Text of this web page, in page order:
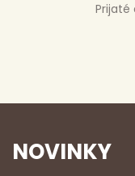
Prijaté
NOVINKY